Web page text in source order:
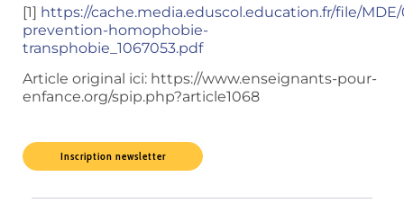
[1] https://cache.media.eduscol.education.fr/file/
prevention-homophobie-
transphobie_1067053.pdf
Article original ici: https://www.enseignants-pour-
enfance.org/spip.php?article1068
Inscription newsletter